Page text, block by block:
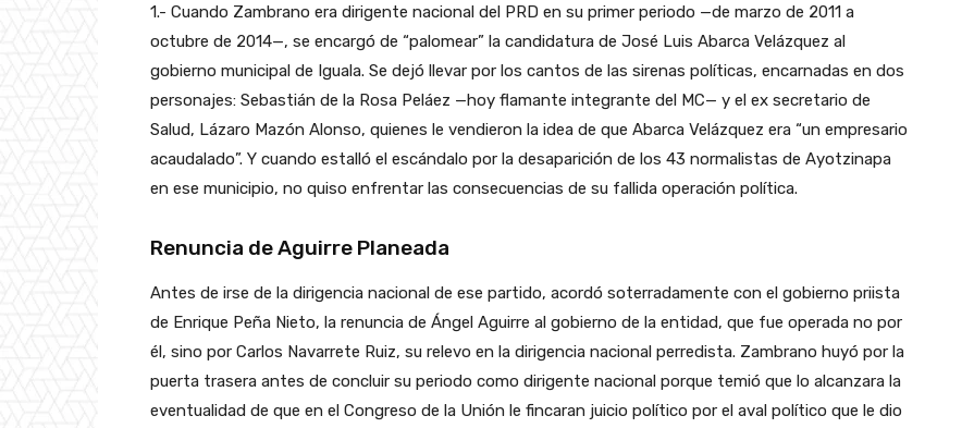
1.- Cuando Zambrano era dirigente nacional del PRD en su primer periodo —de marzo de 2011 a
octubre de 2014—, se encargó de “palomear” la candidatura de José Luis Abarca Velázquez al
gobierno municipal de Iguala. Se dejó llevar por los cantos de las sirenas políticas, encarnadas en dos
personajes: Sebastián de la Rosa Peláez —hoy flamante integrante del MC— y el ex secretario de
Salud, Lázaro Mazón Alonso, quienes le vendieron la idea de que Abarca Velázquez era “un empresario
acaudalado”. Y cuando estalló el escándalo por la desaparición de los 43 normalistas de Ayotzinapa
en ese municipio, no quiso enfrentar las consecuencias de su fallida operación política.
Renuncia de Aguirre Planeada
Antes de irse de la dirigencia nacional de ese partido, acordó soterradamente con el gobierno priista
de Enrique Peña Nieto, la renuncia de Ángel Aguirre al gobierno de la entidad, que fue operada no por
él, sino por Carlos Navarrete Ruiz, su relevo en la dirigencia nacional perredista. Zambrano huyó por la
puerta trasera antes de concluir su periodo como dirigente nacional porque temió que lo alcanzara la
eventualidad de que en el Congreso de la Unión le fincaran juicio político por el aval político que le dio